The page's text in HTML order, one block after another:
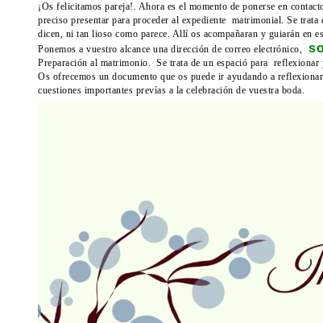
¡Os felicitamos pareja!. Ahora es el momento de ponerse en
preciso presentar para proceder al expediente matrimonial. Se
dicen, ni tan lioso como parece. Allí os acompañaran y guiarán en
Ponemos a vuestro alcance una dirección de correo electrónico,
Preparación al matrimonio. Se trata de un espació para
Os ofrecemos un documento que os puede ir ayudando a reflexionar
cuestiones importantes prevías a la celebración de vuestra boda.